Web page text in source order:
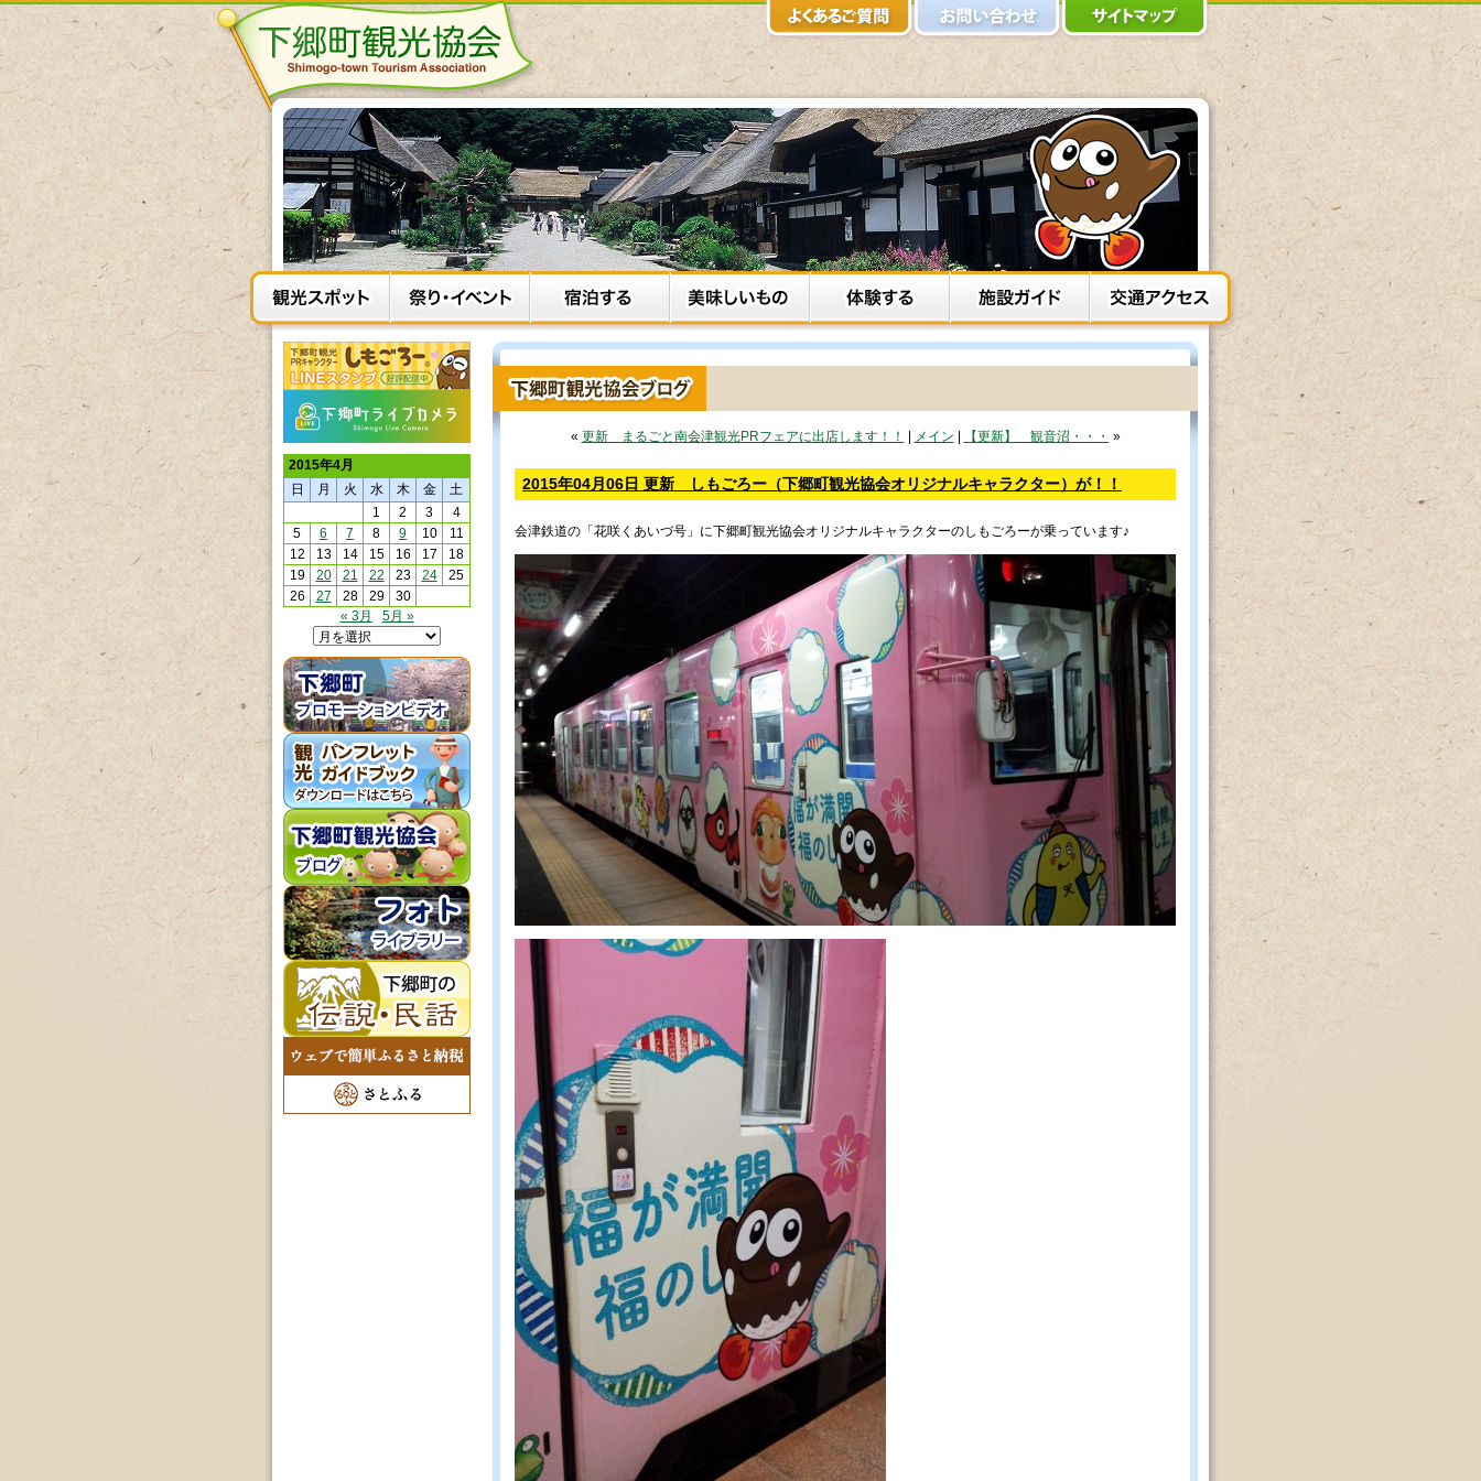
« 更新 まるごと南会津観光PRフェアに出店します！！ メイン 【更新】 観音沼・・・ »
2015年04月06日 更新 しもごろー（下郷町観光協会オリジナルキャラクター）が！！
会津鉄道の「花咲くあいづ号」に下郷町観光協会オリジナルキャラクターのしもごろーが乗っています♪
2015年4月
日
月 火 水 木 金
土
1
2 3
4
5
6 7 8 9 10
11
12
13 14 15 16 17
18
19
20 21 22 23 24
25
26
27 28 29
30
« 3月
5月 »